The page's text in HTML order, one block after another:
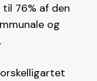
til 76% af den
og